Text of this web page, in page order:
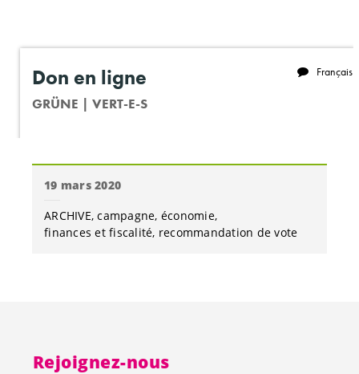
19 mars 2020
ARCHIVE campagne économie
finances et fiscalité recommandation de vote
Rejoignez-nous